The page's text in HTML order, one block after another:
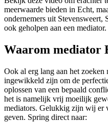
meerwaarde bieden in Echt,
ondernemers uit Stevensweert,
ook geholpen aan een mediator.
Waarom mediator
Ook al erg lang aan het zoeken
ingewikkeld zijn om de
oplossen van een bepaald
het is namelijk vrij moeilijk
mediators. Gelukkig zijn wij er
geven. Spring direct naar: